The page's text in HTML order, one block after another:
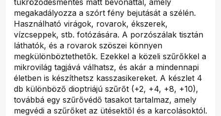
megakadályozza a szórt fény bejutását a szélén.
Használható virágok, rovarok, ékszerek,
vízcseppek, stb. fotózására. A porzószálak tisztán
láthatók, és a rovarok szöszei könnyen
megkülönböztethetők. Ezekkel a közeli szűrőkkel a
mikrovilág tagjává válhatsz, és akár a mindennapi
életben is készíthetsz kasszasikereket. A készlet 4
db különböző dioptriájú szűrőt (+2, +4, +8, +10),
továbbá egy szűrővédő tasakot tartalmaz, amely
megvédi a szűrőket az ütésektől és a karcolásoktól.